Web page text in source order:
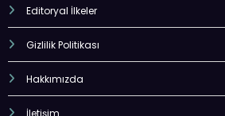
Editoryal İlkeler
Gizlilik Politikası
Hakkımızda
İletişim